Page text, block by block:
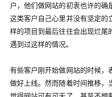
户，他们做网站的初衷也许的确
这类客户自己心里并没有坚定的
样的项目到最后往往会出现烂尾
遇到过这样的情况。
有些客户刚开始做网站的时候，
做好上线。然而随着时间推移，